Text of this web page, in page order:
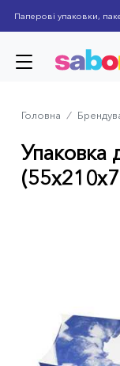
content
Паперові упаковки,
Головна ⁄
Упаковка